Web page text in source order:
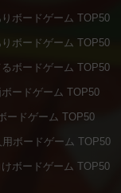
ボードゲーム TOP50
ボードゲーム TOP50
ボードゲーム TOP50
ードゲーム TOP50
ードゲーム TOP50
用ボードゲーム TOP50
ボードゲーム TOP50